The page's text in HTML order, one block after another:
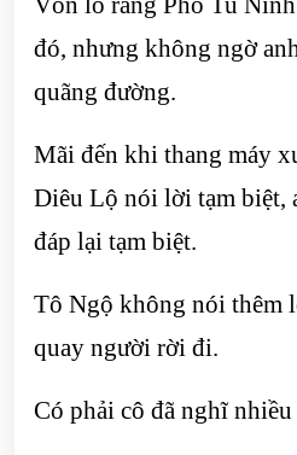
đó, nhưng không ngờ
quãng đường.
Mãi đến khi thang máy
Diêu Lộ nói lời tạm biệt,
đáp lại tạm biệt.
Tô Ngộ không nói thêm
quay người rời đi.
Có phải cô đã nghĩ